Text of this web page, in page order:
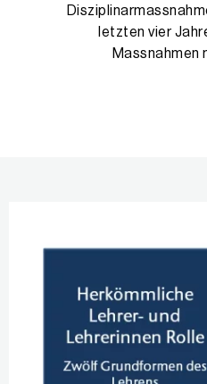
letzten vier
Massnahmen